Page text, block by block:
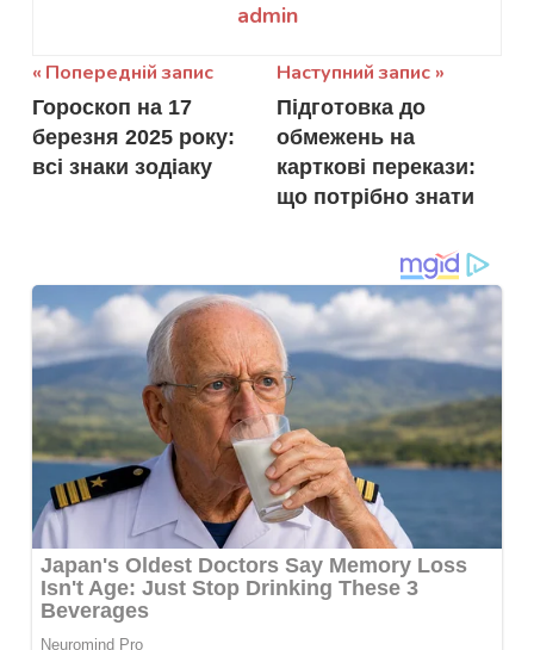
admin
Навігація
записів
Попередній запис
Гороскоп на 17
березня 2025 року:
всі знаки зодіаку
Наступний запис
Підготовка до
обмежень на
карткові перекази:
що потрібно знати